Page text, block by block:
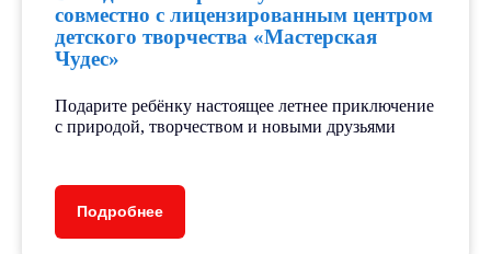
совместно с лицензированным центром
детского творчества «Мастерская
Чудес»
Подарите ребёнку настоящее летнее приключение
с природой, творчеством и новыми друзьями
Подробнее